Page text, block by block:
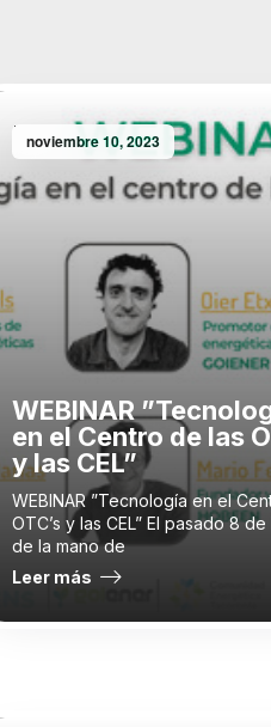
noviembre 10, 2023
WEBINAR
en el Centro de las
y las CEL”
WEBINAR ”Tecnología en el
OTC’s y las CEL” El pasado 8
de la mano de
Leer más